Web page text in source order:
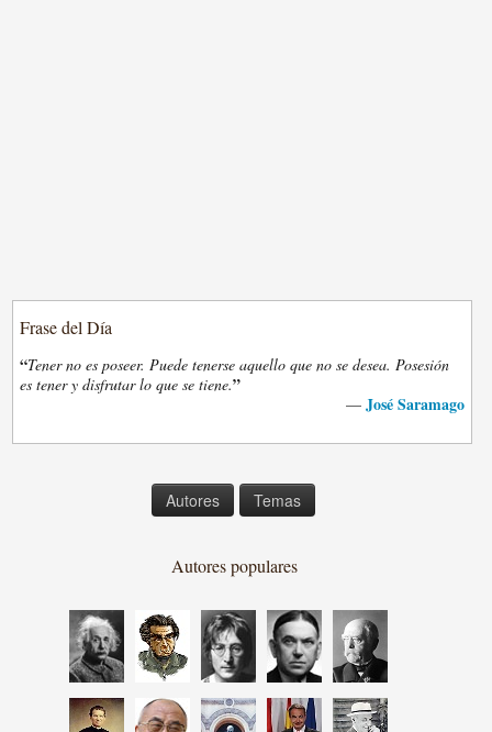
Frase del Día
“Tener no es poseer. Puede tenerse aquello que no se desea. Posesión
es tener y disfrutar lo que se tiene.”
— José Saramago
Autores Temas
Autores populares